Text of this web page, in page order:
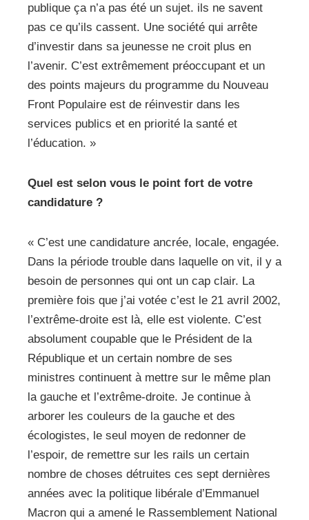
publique ça n’a pas été un sujet. ils ne savent
pas ce qu’ils cassent. Une société qui arrête
d’investir dans sa jeunesse ne croit plus en
l’avenir. C’est extrêmement préoccupant et un
des points majeurs du programme du Nouveau
Front Populaire est de réinvestir dans les
services publics et en priorité la santé et
l’éducation. »
Quel est selon vous le point fort de votre
candidature ?
« C’est une candidature ancrée, locale, engagée.
Dans la période trouble dans laquelle on vit, il y a
besoin de personnes qui ont un cap clair. La
première fois que j’ai votée c’est le 21 avril 2002,
l’extrême-droite est là, elle est violente. C’est
absolument coupable que le Président de la
République et un certain nombre de ses
ministres continuent à mettre sur le même plan
la gauche et l’extrême-droite. Je continue à
arborer les couleurs de la gauche et des
écologistes, le seul moyen de redonner de
l’espoir, de remettre sur les rails un certain
nombre de choses détruites ces sept dernières
années avec la politique libérale d’Emmanuel
Macron qui a amené le Rassemblement National